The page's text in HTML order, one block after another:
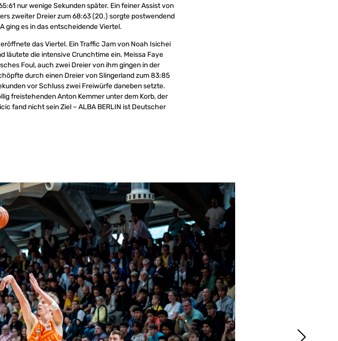
nur wenige Sekunden später. Ein feiner Assist von
zweiter Dreier zum 68:63 (20.) sorgte postwendend
ging es in das entscheidende Viertel.
das Viertel. Ein Traffic Jam von Noah Isichei
läutete die intensive Crunchtime ein. Meissa Faye
Foul, auch zwei Dreier von ihm gingen in der
durch einen Dreier von Slingerland zum 83:85
vor Schluss zwei Freiwürfe daneben setzte.
freistehenden Anton Kemmer unter dem Korb, der
fand nicht sein Ziel – ALBA BERLIN ist Deutscher